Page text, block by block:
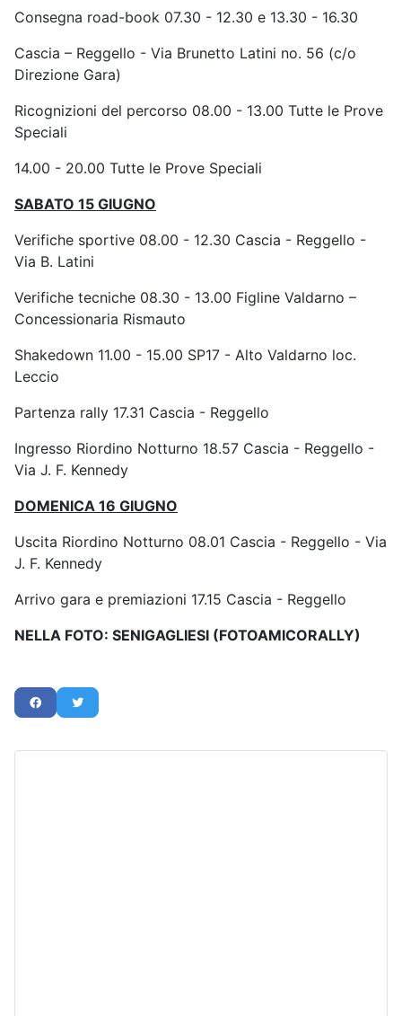
Consegna road-book 07.30 - 12.30 e 13.30 - 16.30
Cascia – Reggello - Via Brunetto Latini no. 56 (c/o
Direzione Gara)
Ricognizioni del percorso 08.00 - 13.00 Tutte le Prove
Speciali
14.00 - 20.00 Tutte le Prove Speciali
SABATO 15 GIUGNO
Verifiche sportive 08.00 - 12.30 Cascia - Reggello -
Via B. Latini
Verifiche tecniche 08.30 - 13.00 Figline Valdarno –
Concessionaria Rismauto
Shakedown 11.00 - 15.00 SP17 - Alto Valdarno loc.
Leccio
Partenza rally 17.31 Cascia - Reggello
Ingresso Riordino Notturno 18.57 Cascia - Reggello -
Via J. F. Kennedy
DOMENICA 16 GIUGNO
Uscita Riordino Notturno 08.01 Cascia - Reggello - Via
J. F. Kennedy
Arrivo gara e premiazioni 17.15 Cascia - Reggello
NELLA FOTO: SENIGAGLIESI (FOTOAMICORALLY)